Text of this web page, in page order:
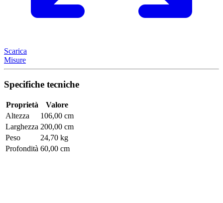
Scarica
Misure
Specifiche tecniche
Proprietà
Valore
Altezza
106,00 cm
Larghezza 200,00 cm
Peso
24,70 kg
Profondità 60,00 cm